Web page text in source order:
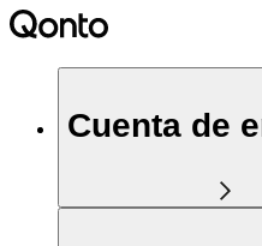
Cuenta de